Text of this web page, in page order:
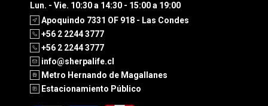
Lun. - Vie. 10:30 a 14:30 - 15:00 a 19:00
Apoquindo 7331 OF 918 - Las Condes
+56 2 2244 3777
+56 2 2244 3777
info@sherpalife.cl
Metro Hernando de Magallanes
Estacionamiento Público